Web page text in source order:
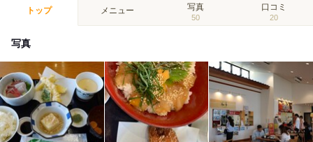
トップ メニュー 写真
50
口コミ
20
写真